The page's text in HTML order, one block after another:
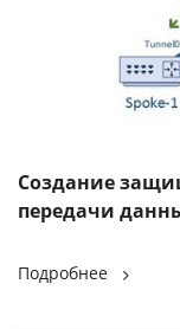
Создание
передачи
Подробнее